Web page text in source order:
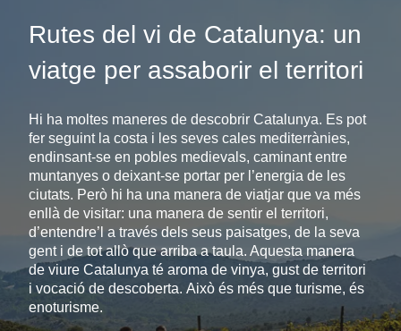
Rutes del vi de Catalunya: un
viatge per assaborir el territori
Hi ha moltes maneres de descobrir Catalunya. Es pot
fer seguint la costa i les seves cales mediterrànies,
endinsant-se en pobles medievals, caminant entre
muntanyes o deixant-se portar per l’energia de les
ciutats. Però hi ha una manera de viatjar que va més
enllà de visitar: una manera de sentir el territori,
d’entendre’l a través dels seus paisatges, de la seva
gent i de tot allò que arriba a taula. Aquesta manera
de viure Catalunya té aroma de vinya, gust de territori
i vocació de descoberta. Això és més que turisme, és
enoturisme.